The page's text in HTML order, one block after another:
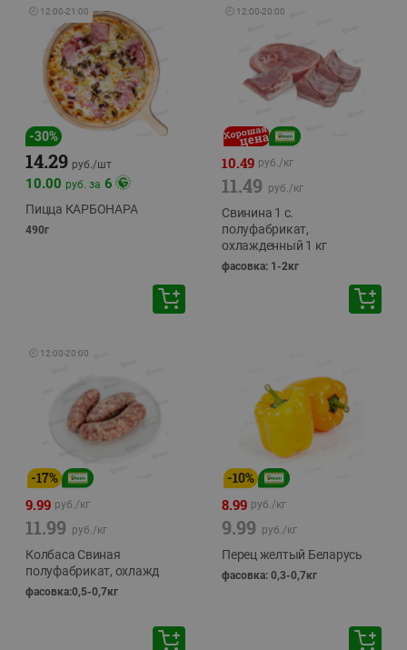
🕘 12:00-21:00
-30%
14.29 руб./шт
10.00 руб. за 6
Пицца КАРБОНАРА
490г
🕘 12:00-20:00
10.49 руб./кг
11.49 руб./кг
Свинина 1 с.
полуфабрикат,
охлажденный 1 кг
фасовка: 1-2кг
🕘 12:00-20:00
-17%
9.99 руб./кг
11.99 руб./кг
Колбаса Свиная
полуфабрикат, охлажд
фасовка:0,5-0,7кг
-10%
8.99 руб./кг
9.99 руб./кг
Перец желтый Беларусь
фасовка: 0,3-0,7кг